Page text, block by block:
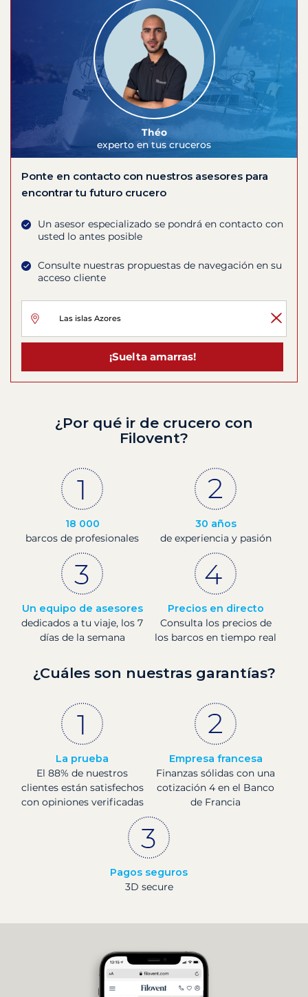
Théo
experto en tus cruceros
Ponte en contacto con nuestros asesores para
encontrar tu futuro crucero
Un asesor especializado se pondrá en contacto con
usted lo antes posible
Consulte nuestras propuestas de navegación en su
acceso cliente
¡Suelta amarras!
¿Por qué ir de crucero con
Filovent?
18 000
barcos de profesionales
30 años
de experiencia y pasión
Un equipo de asesores
dedicados a tu viaje, los 7
días de la semana
Precios en directo
Consulta los precios de
los barcos en tiempo real
¿Cuáles son nuestras garantías?
La prueba
El 88% de nuestros
clientes están satisfechos
con opiniones verificadas
Empresa francesa
Finanzas sólidas con una
cotización 4 en el Banco
de Francia
Pagos seguros
3D secure